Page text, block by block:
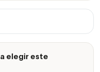
elegir este